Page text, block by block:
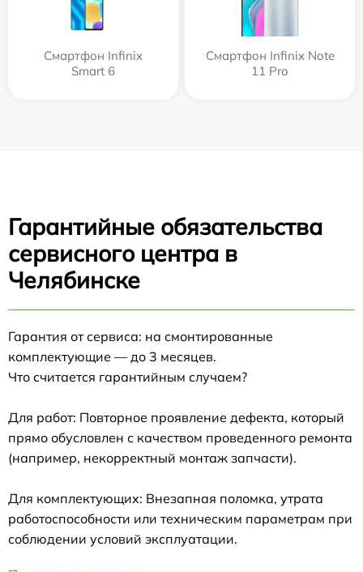
Смартфон Infinix
Smart 6
Смартфон Infinix Note
11 Pro
Гарантийные обязательства
сервисного центра в
Челябинске
Гарантия от сервиса: на смонтированные
комплектующие — до 3 месяцев.
Что считается гарантийным случаем?
Для работ: Повторное проявление дефекта, который
прямо обусловлен с качеством проведенного ремонта
(например, некорректный монтаж запчасти).
Для комплектующих: Внезапная поломка, утрата
работоспособности или техническим параметрам при
соблюдении условий эксплуатации.